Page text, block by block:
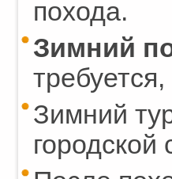
похода.
Зимний
Зимний